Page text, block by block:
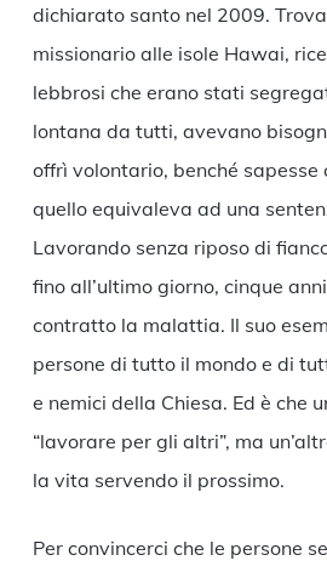
dichiarato santo nel 2009.
missionario alle isole Hawai,
lebbrosi che erano stati
lontana da tutti, avevano
offrì volontario, benché sapesse
quello equivaleva ad una
Lavorando senza riposo di
fino all’ultimo giorno, cinque
contratto la malattia. Il suo
persone di tutto il mondo e di
e nemici della Chiesa. Ed è che
“lavorare per gli altri”, ma
la vita servendo il prossimo.
Per convincerci che le persone